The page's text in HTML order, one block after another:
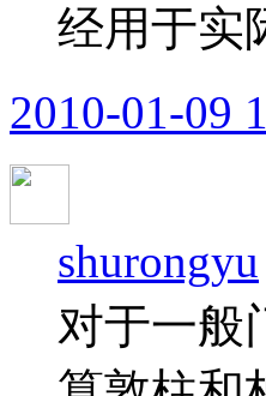
经用于实
2010-01-09
shurongyu
对于一般